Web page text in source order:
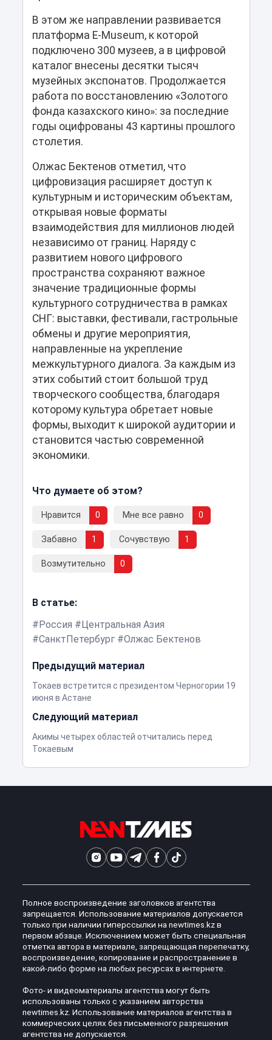
В этом же направлении развивается
платформа E-Museum, к которой
подключено 300 музеев, а в цифровой
каталог внесены десятки тысяч
музейных экспонатов. Продолжается
работа по восстановлению «Золотого
фонда казахского кино»: за последние
годы оцифрованы 43 картины прошлого
столетия.
Олжас Бектенов отметил, что
цифровизация расширяет доступ к
культурным и историческим объектам,
открывая новые форматы
взаимодействия для миллионов людей
независимо от границ. Наряду с
развитием нового цифрового
пространства сохраняют важное
значение традиционные формы
культурного сотрудничества в рамках
СНГ: выставки, фестивали, гастрольные
обмены и другие мероприятия,
направленные на укрепление
межкультурного диалога. За каждым из
этих событий стоит большой труд
творческого сообщества, благодаря
которому культура обретает новые
формы, выходит к широкой аудитории и
становится частью современной
экономики.
Что думаете об этом?
Нравится 0 Мне все равно 0
Забавно 1 Сочувствую 1
Возмутительно 0
В статье:
Россия
Центральная Азия
СанктПетербург
Олжас Бектенов
Предыдущий материал
Токаев встретится с президентом Черногории 19
июня в Астане
Следующий материал
Акимы четырех областей отчитались перед
Токаевым
Полное воспроизведение заголовков агентства
запрещается. Использование материалов допускается
только при наличии гиперссылки на newtimes.kz в
первом абзаце. Исключением может быть специальная
отметка автора в материале, запрещающая перепечатку,
воспроизведение, копирование и распространение в
какой-либо форме на любых ресурсах в интернете.
Фото- и видеоматериалы агентства могут быть
использованы только с указанием авторства
newtimes.kz. Использование материалов агентства в
коммерческих целях без письменного разрешения
агентства не допускается.